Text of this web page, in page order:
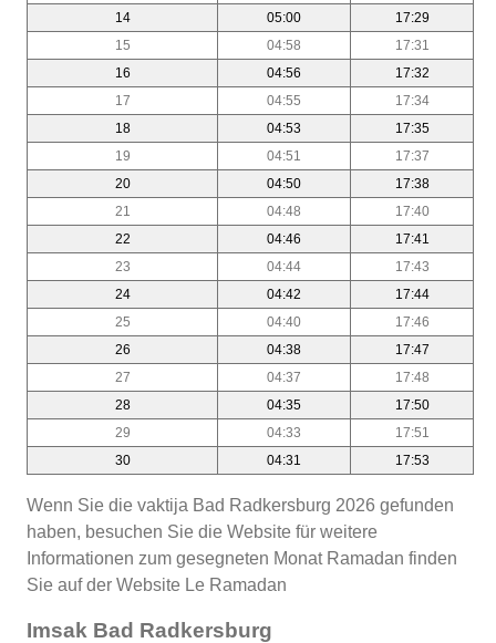
14
05:00
17:29
15
04:58
17:31
16
04:56
17:32
17
04:55
17:34
18
04:53
17:35
19
04:51
17:37
20
04:50
17:38
21
04:48
17:40
22
04:46
17:41
23
04:44
17:43
24
04:42
17:44
25
04:40
17:46
26
04:38
17:47
27
04:37
17:48
28
04:35
17:50
29
04:33
17:51
30
04:31 17:53
Wenn Sie die vaktija Bad Radkersburg 2026 gefunden
haben, besuchen Sie die Website für weitere
Informationen zum gesegneten Monat Ramadan finden
Sie auf der Website Le Ramadan
Imsak Bad Radkersburg